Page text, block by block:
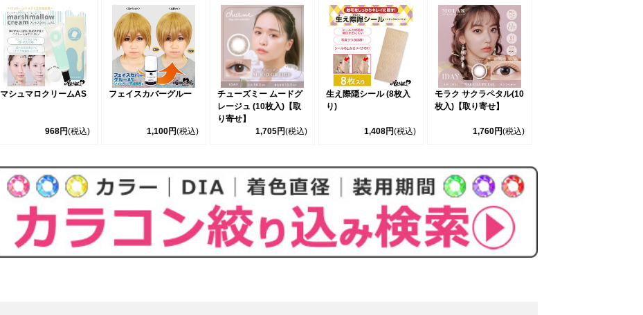
マシュマロクリームAS
968円(税込)
フェイスカバーグルー
1,100円(税込)
チューズミー ムードグ
レージュ (10枚入)【取
り寄せ】
1,705円(税込)
生え際隠シール (8枚入
り)
1,408円(税込)
モラク サクラペタル(10
枚入)【取り寄せ】
1,760円(税込)